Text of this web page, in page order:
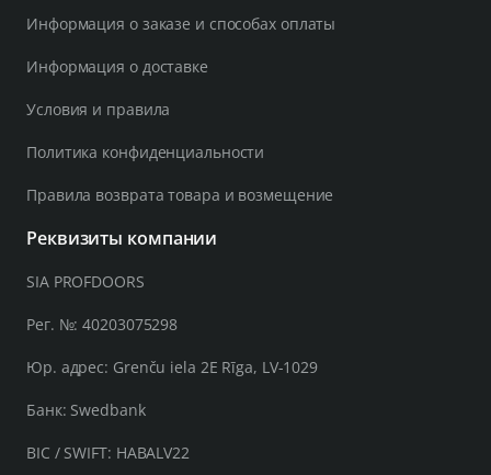
Информация о заказе и способах оплаты
Информация о доставке
Условия и правила
Политика конфиденциальности
Правила возврата товара и возмещение
Реквизиты компании
SIA PROFDOORS
Рег. №: 40203075298
Юр. адрес: Grenču iela 2E Rīga, LV-1029
Банк: Swedbank
BIC / SWIFT: HABALV22